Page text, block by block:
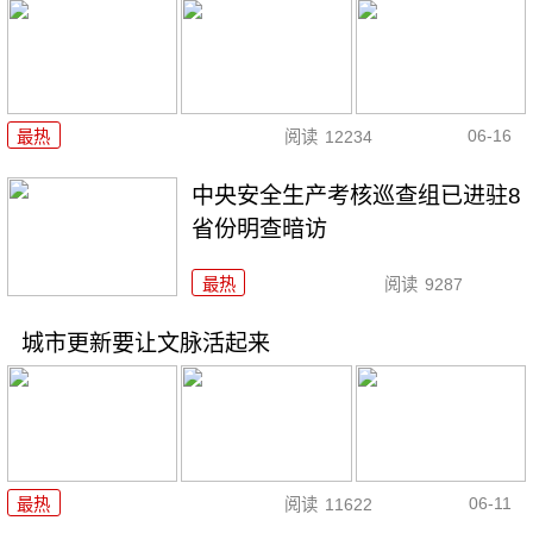
最热 阅读 12234 06-16
中央安全生产考核巡查组已进驻8
省份明查暗访
最热 阅读 9287
城市更新要让文脉活起来
最热 阅读 11622 06-11